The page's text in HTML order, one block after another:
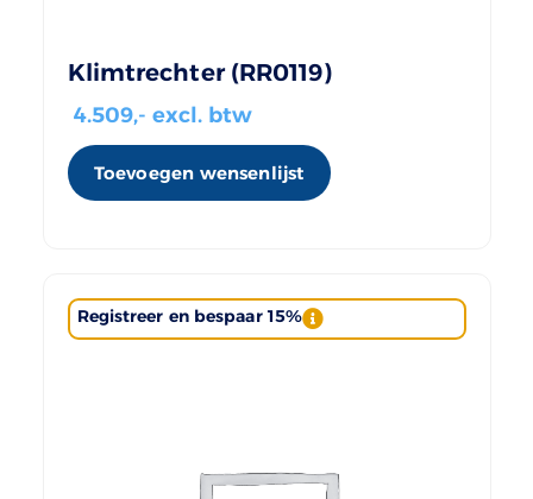
Klimtrechter (RR0119)
4.509,- excl. btw
Toevoegen wensenlijst
Registreer en bespaar 15%